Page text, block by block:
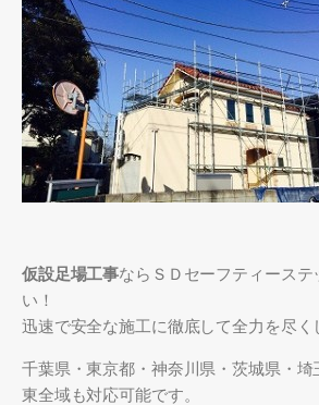
仮設足場工事ならＳＤセーフティーステ
い！
迅速で安全な施工に徹底して全力を尽く
千葉県・東京都・神奈川県・茨城県・埼
東全域も対応可能です。